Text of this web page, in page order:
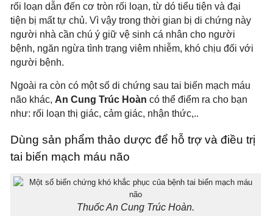
rối loạn dẫn đến cơ tròn rối loạn, từ dó tiểu tiện và đại
tiện bị mất tự chủ. Vì vậy trong thời gian bị di chứng này
người nhà cần chú ý giữ vệ sinh cá nhân cho người
bệnh, ngăn ngừa tình trạng viêm nhiễm, khó chịu đối với
người bệnh.
Ngoài ra còn có một số di chứng sau tai biến mạch máu
não khác, An Cung Trúc Hoàn có thể điểm ra cho bạn
như: rối loạn thị giác, cảm giác, nhận thức,..
Dùng sản phẩm thảo dược để hỗ trợ và điều trị
tai biến mạch máu não
Thuốc An Cung Trúc Hoàn.